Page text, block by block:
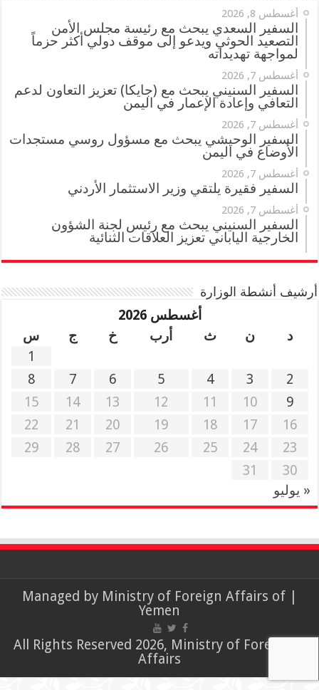
أغسطس 8, 2026
السفير السعدي يبحث مع رئيسة مجلس الأمن
التصعيد الحوثي ويدعو إلى موقف دولي أكثر حزماً
لمواجهة تهديداته
أغسطس 7, 2026
السفير السنيني يبحث مع (جايكا) تعزيز التعاون لدعم
التعافي وإعادة الإعمار في اليمن
أغسطس 7, 2026
السفير الوحيشي يبحث مع مسؤول روسي مستجدات
الأوضاع في اليمن
أغسطس 7, 2026
السفير فقيرة يلتقي وزير الاستثمار الأردني
أغسطس 7, 2026
السفير السنيني يبحث مع رئيس لجنة الشؤون
الخارجية الياباني تعزيز العلاقات الثنائية
أرشيف أنشطة الوزارة
أغسطس 2026
د
ن ث أرب خ ج
س
1
2
3
4
5
6
7
8
9
10
11
12
13
14
15
16
17
18
19
20
21
22
23
24
25
26
27
28
29
30
31
« يوليو
| Managed by
Ministry of Foreign Affairs of
Yemen
© All Rights Reserved 2026, Ministry of Foreign
Affairs